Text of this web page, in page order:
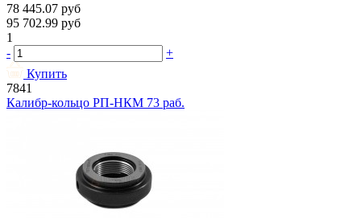
78 445.07 руб
95 702.99 руб
1
-
+
Купить
7841
Калибр-кольцо РП-НКМ 73 раб.